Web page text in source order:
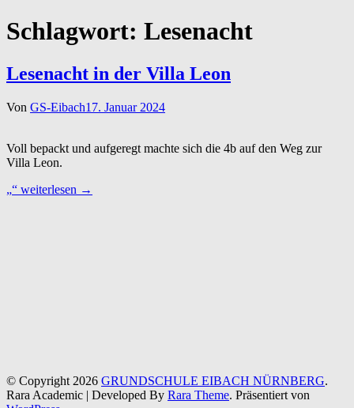
Schlagwort: Lesenacht
Lesenacht in der Villa Leon
Von GS-Eibach17. Januar 2024
Voll bepackt und aufgeregt machte sich die 4b auf den Weg zur
Villa Leon.
„„Lesenacht
“ weiterlesen →
© Copyright 2026 GRUNDSCHULE EIBACH NÜRNBERG.
Rara Academic | Developed By Rara Theme. Präsentiert von